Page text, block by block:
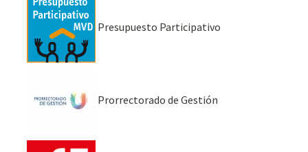
Presupuesto Participativo
Prorrectorado de Gestión